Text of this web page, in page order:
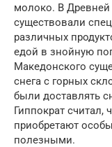
молоко. В
существовали
различных
едой в знойную
Македонского
снега с горных
были доставлять
Гиппократ
приобретают
полезными.